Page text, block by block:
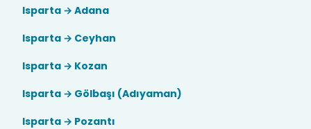
Isparta → Adana
Isparta → Ceyhan
Isparta → Kozan
Isparta → Gölbaşı (Adıyaman)
Isparta → Pozantı